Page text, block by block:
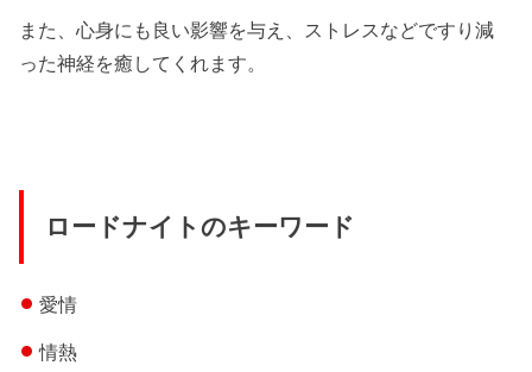
また、心身にも良い影響を与え、ストレスなどですり減
った神経を癒してくれます。
ロードナイトのキーワード
愛情
情熱